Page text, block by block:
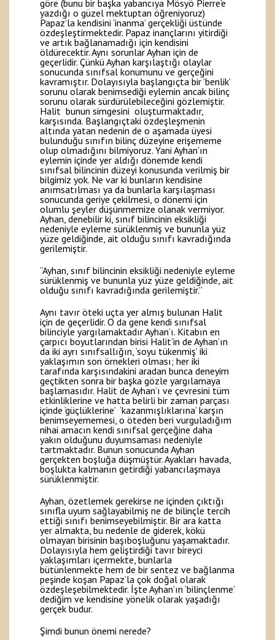
göre (bunu bir başka yabancıya Mösyö Pierre’e
yazdığı o güzel mektuptan öğreniyoruz)
Papaz’la kendisini ‘inanma’ gerçekliği üstünde
özdeşleştirmektedir. Papaz inançlarını yitirdiği
ve artık bağlanamadığı için kendisini
öldürecektir. Aynı sorunlar Ayhan için de
geçerlidir. Çünkü Ayhan karşılaştığı olaylar
sonucunda sınıfsal konumunu ve gerçeğini
kavramıştır. Dolayısıyla başlangıçta bir ‘benlik’
sorunu olarak benimsediği eylemin ancak bilinç
sorunu olarak sürdürülebileceğini gözlemiştir.
Halit bunun simgesini oluşturmaktadır,
karşısında. Başlangıçtaki özdeşleşmenin
altında yatan nedenin de o aşamada üyesi
bulunduğu sınıfın bilinç düzeyine erişememe
olup olmadığını bilmiyoruz. Yani Ayhan’ın
eylemin içinde yer aldığı dönemde kendi
sınıfsal bilincinin düzeyi konusunda verilmiş bir
bilgimiz yok. Ne var ki bunların kendisine
anımsatılması ya da bunlarla karşılaşması
sonucunda geriye çekilmesi, o dönemi için
olumlu şeyler düşünmemize olanak vermiyor.
Ayhan, denebilir ki, sınıf bilincinin eksikliği
nedeniyle eyleme sürüklenmiş ve bununla yüz
yüze geldiğinde, ait olduğu sınıfı kavradığında
gerilemiştir.
“Ayhan, sınıf bilincinin eksikliği nedeniyle eyleme
sürüklenmiş ve bununla yüz yüze geldiğinde, ait
olduğu sınıfı kavradığında gerilemiştir.”
Aynı tavır öteki uçta yer almış bulunan Halit
için de geçerlidir. O da gene kendi sınıfsal
bilinciyle yargılamaktadır Ayhan’ı. Kitabın en
çarpıcı boyutlarından birisi Halit’in de Ayhan’ın
da iki ayrı sınıfsallığın, ‘soyu tükenmiş’ iki
yaklaşımın son örnekleri olması; her iki
tarafında karşısındakini aradan bunca deneyim
geçtikten sonra bir başka gözle yargılamaya
başlamasıdır. Halit de Ayhan’ı ve çevresini tüm
etkinliklerine ve hatta belirli bir zaman parçası
içinde ‘güçlüklerine’ ‘kazanmışlıklarına’ karşın
benimseyememesi, o öteden beri vurguladığım
nihai amacın kendi sınıfsal gerçeğine daha
yakın olduğunu duyumsaması nedeniyle
tartmaktadır. Bunun sonucunda Ayhan
gerçekten boşluğa düşmüştür. Ayakları havada,
boşlukta kalmanın getirdiği yabancılaşmaya
sürüklenmiştir.
Ayhan, özetlemek gerekirse ne içinden çıktığı
sınıfla uyum sağlayabilmiş ne de bilinçle tercih
ettiği sınıfı benimseyebilmiştir. Bir ara katta
yer almakta, bu nedenle de giderek, kökü
olmayan birisinin başıboşluğunu yaşamaktadır.
Dolayısıyla hem geliştirdiği tavır bireyci
yaklaşımları içermekte, bunlarla
bütünlenmekte hem de bir sentez ve bağlanma
peşinde koşan Papaz’la çok doğal olarak
özdeşleşebilmektedir. İşte Ayhan’ın ‘bilinçlenme’
dediğim ve kendisine yönelik olarak yaşadığı
gerçek budur.
Şimdi bunun önemi nerede?